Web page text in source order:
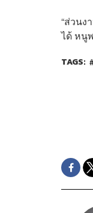
“ส่วนง
ได้ หนู
TAGS: